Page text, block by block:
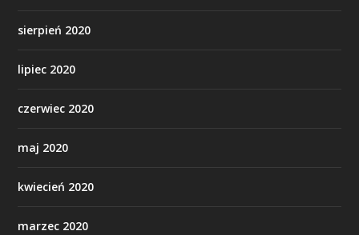
sierpień 2020
lipiec 2020
czerwiec 2020
maj 2020
kwiecień 2020
marzec 2020